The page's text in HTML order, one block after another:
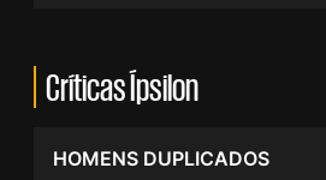
Críticas Ípsilon
HOMENS DUPLICADOS